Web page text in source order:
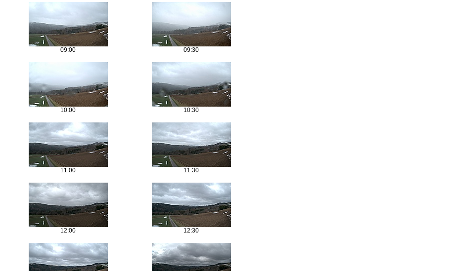
09:00 09:30
10:00 10:30
11:00 11:30
12:00 12:30